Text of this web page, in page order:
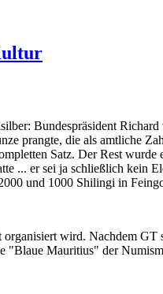
Bundespräsident
prangte, die als amtliche
Satz. Der Rest
... er sei ja schließlich kein
und 1000 Shilingi in
wird. Nachdem GT
"Blaue Mauritius" der